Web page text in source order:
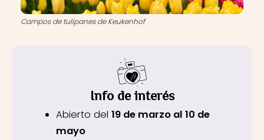
Campos de tulipanes de Keukenhof
Info de interés
Abierto del 19 de marzo al 10 de
mayo